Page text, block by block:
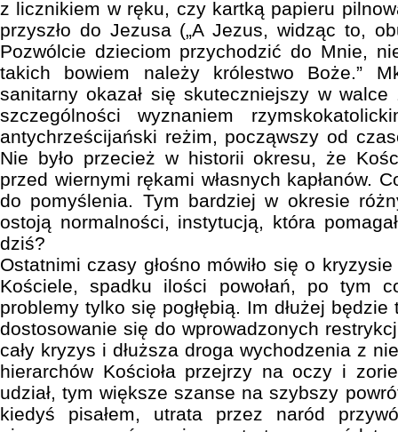
z licznikiem w ręku, czy kartką papieru
przyszło do Jezusa („A Jezus, widząc to,
Pozwólcie dzieciom przychodzić do Mnie,
takich bowiem należy królestwo Boże.”
sanitarny okazał się skuteczniejszy w
szczególności wyznaniem
antychrześcijański reżim, począwszy od
Nie było przecież w historii okresu, że
przed wiernymi rękami własnych kapłanów.
do pomyślenia. Tym bardziej w okresie
ostoją normalności, instytucją, która
dziś?
Ostatnimi czasy głośno mówiło się o
Kościele, spadku ilości powołań, po tym
problemy tylko się pogłębią. Im dłużej będzie
dostosowanie się do wprowadzonych
cały kryzys i dłuższa droga wychodzenia z
hierarchów Kościoła przejrzy na oczy i
udział, tym większe szanse na szybszy
kiedyś pisałem, utrata przez naród